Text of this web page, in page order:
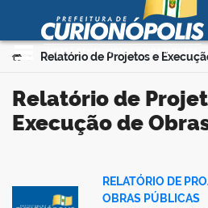
Ir para o conteúdo
Prefeitura
Você está aqui:
Relatório de Projetos e
Relatório de Projetos e
Execução de
RELATÓRIO DE
OBRAS PÚBLICAS